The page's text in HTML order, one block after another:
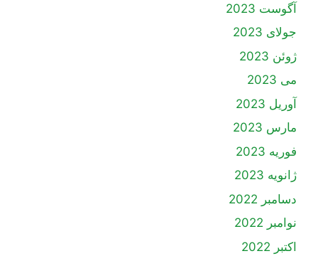
آگوست 2023
جولای 2023
ژوئن 2023
می 2023
آوریل 2023
مارس 2023
فوریه 2023
ژانویه 2023
دسامبر 2022
نوامبر 2022
اکتبر 2022